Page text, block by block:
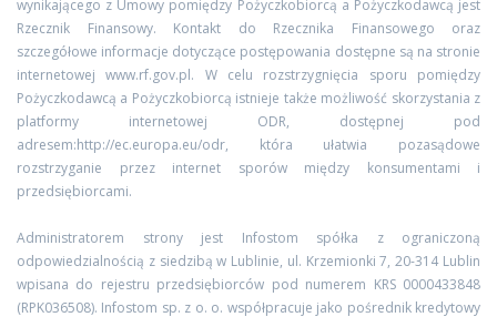
wynikającego z Umowy pomiędzy Pożyczkobiorcą a Pożyczkodawcą jest
Rzecznik Finansowy. Kontakt do Rzecznika Finansowego oraz
szczegółowe informacje dotyczące postępowania dostępne są na stronie
internetowej www.rf.gov.pl. W celu rozstrzygnięcia sporu pomiędzy
Pożyczkodawcą a Pożyczkobiorcą istnieje także możliwość skorzystania z
platformy internetowej ODR, dostępnej pod
adresem:http://ec.europa.eu/odr, która ułatwia pozasądowe
rozstrzyganie przez internet sporów między konsumentami i
przedsiębiorcami.
Administratorem strony jest Infostom spółka z ograniczoną
odpowiedzialnością z siedzibą w Lublinie, ul. Krzemionki 7, 20-314 Lublin
wpisana do rejestru przedsiębiorców pod numerem KRS 0000433848
(RPK036508). Infostom sp. z o. o. współpracuje jako pośrednik kredytowy